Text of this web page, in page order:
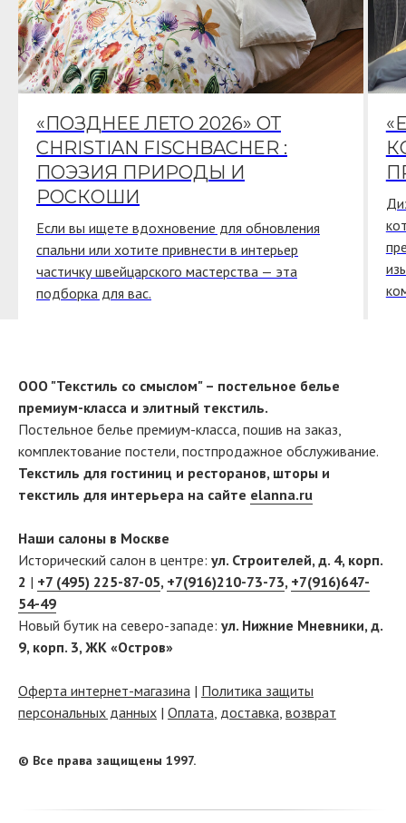
«ПОЗДНЕЕ ЛЕТО 2026» ОТ
CHRISTIAN FISCHBACHER :
ПОЭЗИЯ ПРИРОДЫ И
РОСКОШИ
Если вы ищете вдохновение для обновления
спальни или хотите привнести в интерьер
частичку швейцарского мастерства — эта
подборка для вас.
ООО "Текстиль со смыслом" – постельное белье
премиум-класса и элитный текстиль.
Постельное белье премиум-класса, пошив на заказ,
комплектование постели, постпродажное обслуживание.
Текстиль для гостиниц и ресторанов, шторы и
текстиль для интерьера на сайте elanna.ru
Наши салоны в Москве
Исторический салон в центре: ул. Строителей, д. 4, корп.
2 | +7 (495) 225-87-05, +7(916)210-73-73, +7(916)647-
54-49
Новый бутик на северо-западе: ул. Нижние Мневники, д.
9, корп. 3, ЖК «Остров»
Оферта интернет-магазина | Политика защиты
персональных данных | Оплата, доставка, возврат
© Все права защищены 1997.